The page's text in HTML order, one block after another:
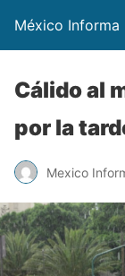
México Informa
Cálido al
por la
Mexico